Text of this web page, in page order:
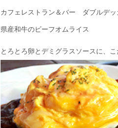
カフェレストラン＆バー ダブルデッ
県産和牛のビーフオムライス
とろとろ卵とデミグラスソースに、